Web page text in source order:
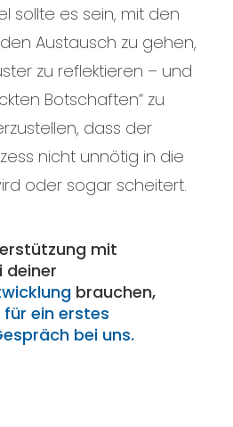
sollte es sein, mit den
Austausch zu gehen,
zu reflektieren – und
Botschaften“ zu
dass der
nicht unnötig in die
oder sogar scheitert.
mit
deiner
brauchen,
ein erstes
bei uns.